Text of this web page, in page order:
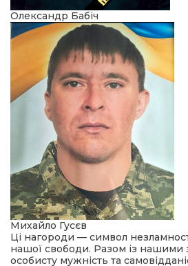
Олександр Бабіч
Михайло Гусєв
Ці нагороди — символ
нашої свободи. Разом із нашими
особисту мужність та